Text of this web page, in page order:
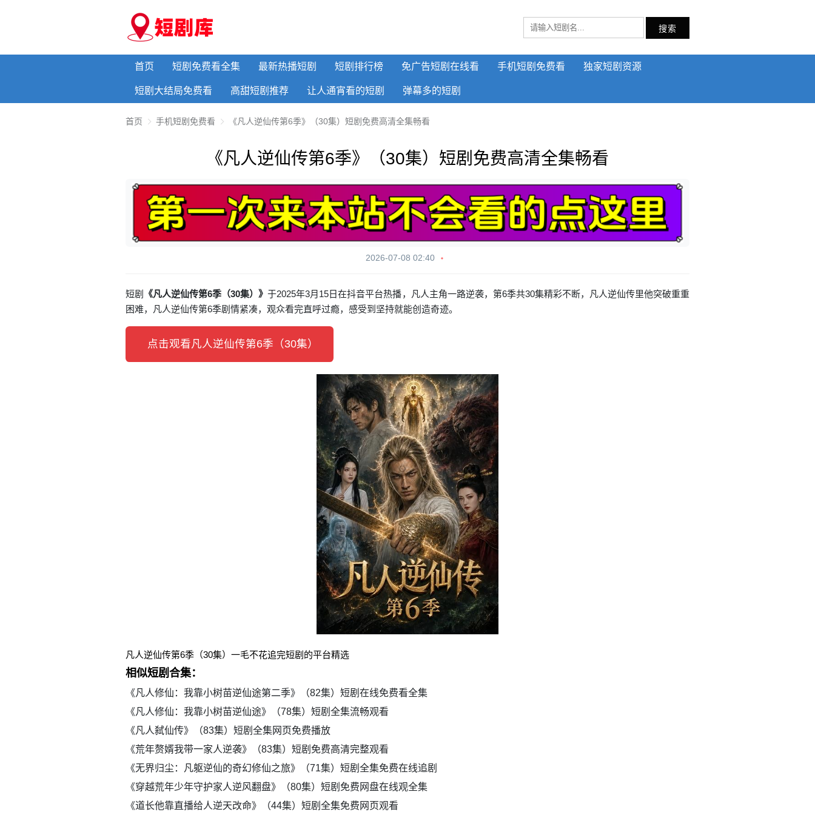
搜索
首页 短剧免费看全集 最新热播短剧 短剧排行榜 免广告短剧在线看 手机短剧免费看 独家短剧资源
短剧大结局免费看 高甜短剧推荐 让人通宵看的短剧 弹幕多的短剧
首页 手机短剧免费看 《凡人逆仙传第6季》（30集）短剧免费高清全集畅看
《凡人逆仙传第6季》（30集）短剧免费高清全集畅看
2026-07-08 02:40
短剧 《凡人逆仙传第6季（30集）》于2025年3月15日在抖音平台热播，凡人主角一路逆袭，第6季共30集精彩不断，凡人逆仙传里他突破重重
困难，凡人逆仙传第6季剧情紧凑，观众看完直呼过瘾，感受到坚持就能创造奇迹。
点击观看凡人逆仙传第6季（30集）
凡人逆仙传第6季（30集）一毛不花追完短剧的平台精选
相似短剧合集：
《凡人修仙：我靠小树苗逆仙途第二季》（82集）短剧在线免费看全集
《凡人修仙：我靠小树苗逆仙途》（78集）短剧全集流畅观看
《凡人弑仙传》（83集）短剧全集网页免费播放
《荒年赘婿我带一家人逆袭》（83集）短剧免费高清完整观看
《无界归尘：凡躯逆仙的奇幻修仙之旅》（71集）短剧全集免费在线追剧
《穿越荒年少年守护家人逆风翻盘》（80集）短剧免费网盘在线观全集
《道长他靠直播给人逆天改命》（44集）短剧全集免费网页观看